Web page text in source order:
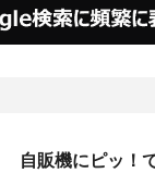
自販機にピッ！